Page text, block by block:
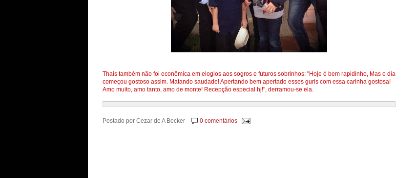
Thais também não foi econômica em elogios aos sogros e futuros sobrinhos: "Hoje é bem rapidinho, Mas o dia
começou gostoso assim. Matando saudade! Apertando bem apertado esses guris com essa carinha gostosa!
Amo muito, amo tanto, amo de monte! Recepção especial hj!", derramou-se ela.
Postado por Cezar de A Becker 0 comentários